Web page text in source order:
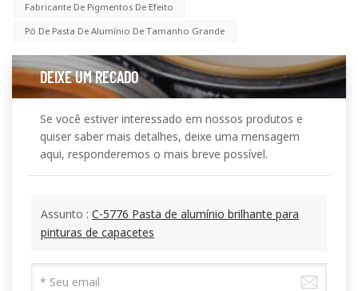
Fabricante De Pigmentos De Efeito
Pó De Pasta De Alumínio De Tamanho Grande
DEIXE UM RECADO
Se você estiver interessado em nossos produtos e
quiser saber mais detalhes, deixe uma mensagem
aqui, responderemos o mais breve possível.
Assunto : C-5776 Pasta de alumínio brilhante para
pinturas de capacetes